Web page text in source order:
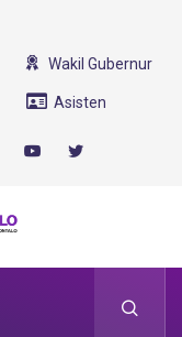
Wakil Gubernur
Asisten